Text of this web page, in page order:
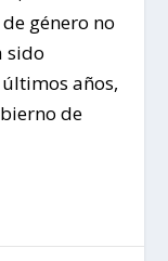
género no
sido
años,
de